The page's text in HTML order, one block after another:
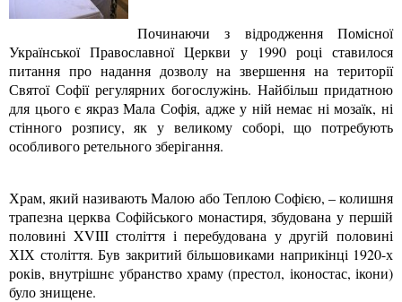
Починаючи з відродження Помісної
Української Православної Церкви у 1990 році ставилося
питання про надання дозволу на звершення на території
Святої Софії регулярних богослужінь. Найбільш придатною
для цього є якраз Мала Софія, адже у ній немає ні мозаїк, ні
стінного розпису, як у великому соборі, що потребують
особливого ретельного зберігання.
Храм, який називають Малою або Теплою Софією, – колишня
трапезна церква Софійського монастиря, збудована у першій
половині XVIII століття і перебудована у другій половині
ХІХ століття. Був закритий більшовиками наприкінці 1920-х
років, внутрішнє убранство храму (престол, іконостас, ікони)
було знищене.